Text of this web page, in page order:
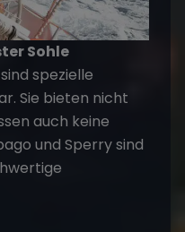
Sohle
spezielle
Sie bieten nicht
auch keine
und Sperry sind